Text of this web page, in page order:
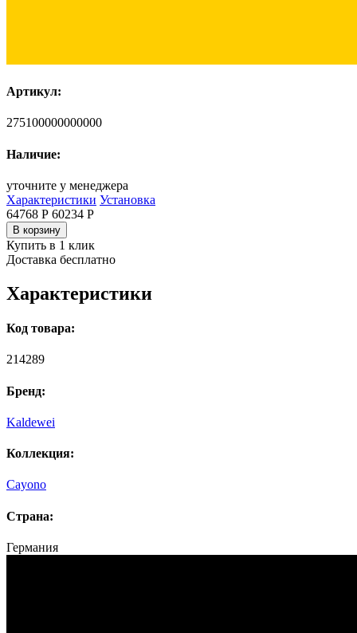
Артикул:
275100000000000
Наличие:
уточните у менеджера
Характеристики Установка
64768 Р 60234 Р
В корзину
Купить в 1 клик
Доставка бесплатно
Характеристики
Код товара:
214289
Бренд:
Kaldewei
Коллекция:
Cayono
Страна:
Германия